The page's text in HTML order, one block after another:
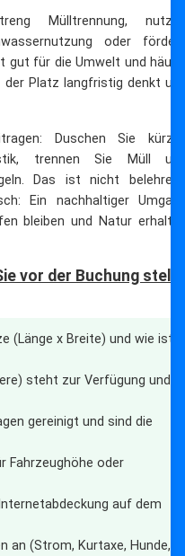
Mülltrennung,
oder
gut für die Umwelt und
der Platz langfristig denkt
Duschen Sie
trennen Sie Müll
Das ist nicht
Ein nachhaltiger
bleiben und Natur
vor der Buchung
(Länge x Breite) und wie ist
steht zur Verfügung und
gereinigt und sind die
Fahrzeughöhe oder
auf dem
an (Strom, Kurtaxe, Hunde,